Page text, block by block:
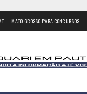
MATO GROSSO PARA CONCURSOS